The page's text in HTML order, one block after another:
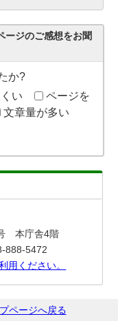
ージのご感想をお聞
か?
い
ページを
文章量が多い
本庁舎4階
888-5472
用ください。
プページへ戻る